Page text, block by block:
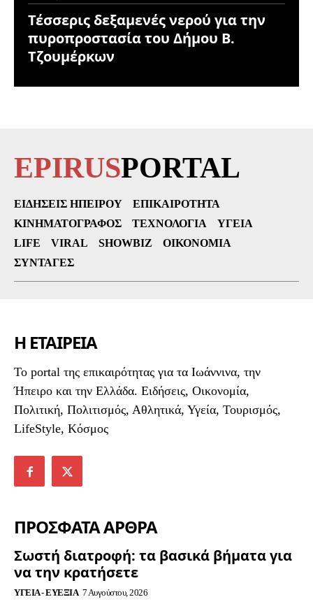
Τέσσερις δεξαμενές νερού για την
πυροπροστασία του Δήμου Β.
Τζουμέρκων
EPIRUSPORTAL
ΕΙΔΉΣΕΙΣ ΗΠΕΊΡΟΥ
ΕΠΙΚΑΙΡΌΤΗΤΑ
ΚΙΝΗΜΑΤΟΓΡΆΦΟΣ
ΤΕΧΝΟΛΟΓΊΑ
ΥΓΕΊΑ
LIFE
VIRAL SHOWBIZ
ΟΙΚΟΝΟΜΊΑ
ΣΥΝΤΑΓΈΣ
Η ΕΤΑΙΡΕΙΑ
To portal της επικαιρότητας για τα Ιωάννινα, την
Ήπειρο και την Ελλάδα. Ειδήσεις, Οικονομία,
Πολιτική, Πολιτισμός, Αθλητικά, Υγεία, Τουρισμός,
LifeStyle, Κόσμος
ΠΡΟΣΦΑΤΑ ΑΡΘΡΑ
Σωστή διατροφή: τα βασικά βήματα για
να την κρατήσετε
ΥΓΕΊΑ - ΕΥΕΞΊΑ 7 Αυγούστου, 2026